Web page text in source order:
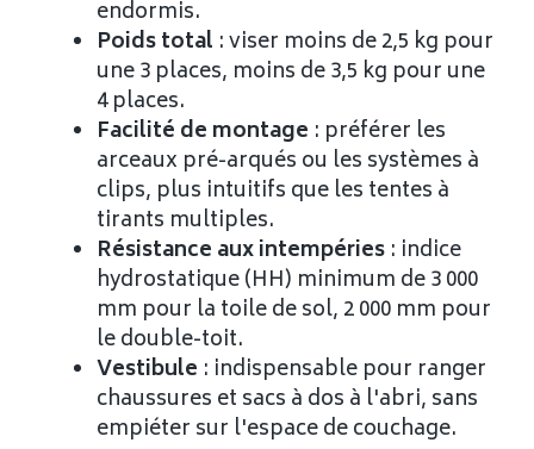
endormis.
Poids total : viser moins de 2,5 kg pour
une 3 places, moins de 3,5 kg pour une
4 places.
Facilité de montage : préférer les
arceaux pré-arqués ou les systèmes à
clips, plus intuitifs que les tentes à
tirants multiples.
Résistance aux intempéries : indice
hydrostatique (HH) minimum de 3 000
mm pour la toile de sol, 2 000 mm pour
le double-toit.
Vestibule : indispensable pour ranger
chaussures et sacs à dos à l'abri, sans
empiéter sur l'espace de couchage.